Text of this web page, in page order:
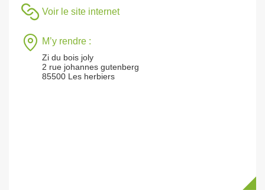
Voir le site internet
M’y rendre :
Zi du bois joly
2 rue johannes gutenberg
85500 Les herbiers